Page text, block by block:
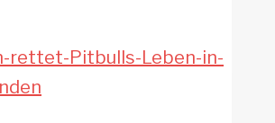
flüchtet